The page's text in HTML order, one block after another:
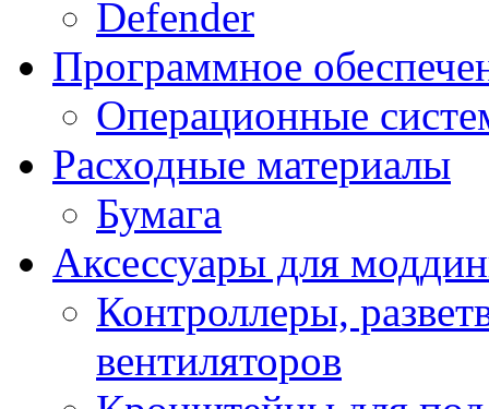
Defender
Программное
Операционные
Расходные материалы
Бумага
Аксессуары для
Контроллеры,
вентиляторов